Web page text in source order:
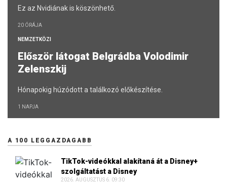
Ez az Nvidiának is köszönhető.
20 ÓRÁJA
NEMZETKÖZI
Először látogat Belgrádba Volodimir
Zelenszkij
Hónapokig húzódott a találkozó előkészítése.
1 NAPJA
A 100 LEGGAZDAGABB
TikTok-videókkal alakítaná át a Disney+
szolgáltatást a Disney
2026. AUGUSZTUS 6. 09:30